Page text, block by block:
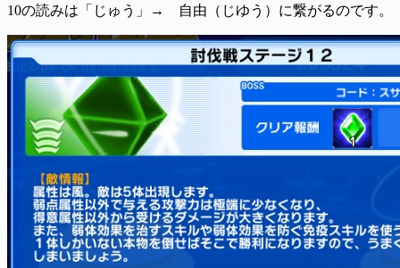
10の読みは「じゅう」→ 自由（じゆう）に繋がるのです。